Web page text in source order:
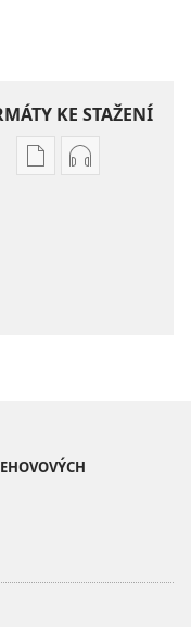
KE STAŽENÍ
Formáty
Bible
Formáty